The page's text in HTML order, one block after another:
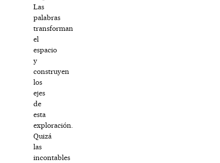
Las
palabras
transforman
el
espacio
y
construyen
los
ejes
de
esta
exploración.
Quizá
las
incontables